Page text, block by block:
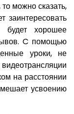
можно сказать,
заинтересовать
будет хорошее
C помощью
уроки, не
на расстоянии
усвоению